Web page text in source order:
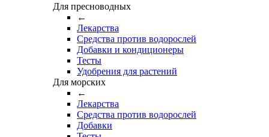
Для пресноводных
←
Лекарства
Средства против водорослей
Добавки и кондиционеры
Тесты
Удобрения для растений
Для морских
←
Лекарства
Средства против водорослей
Добавки